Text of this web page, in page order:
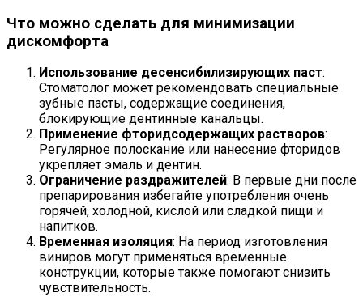
Что можно сделать для минимизации
дискомфорта
Использование десенсибилизирующих паст:
Стоматолог может рекомендовать специальные
зубные пасты, содержащие соединения,
блокирующие дентинные канальцы.
Применение фторидсодержащих растворов:
Регулярное полоскание или нанесение фторидов
укрепляет эмаль и дентин.
Ограничение раздражителей: В первые дни после
препарирования избегайте употребления очень
горячей, холодной, кислой или сладкой пищи и
напитков.
Временная изоляция: На период изготовления
виниров могут применяться временные
конструкции, которые также помогают снизить
чувствительность.